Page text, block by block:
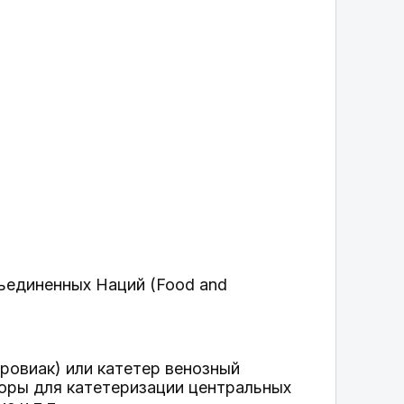
Наций (Food and
или катетер венозный
для катетеризации центральных